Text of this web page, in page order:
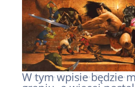
W tym wpisie będzie